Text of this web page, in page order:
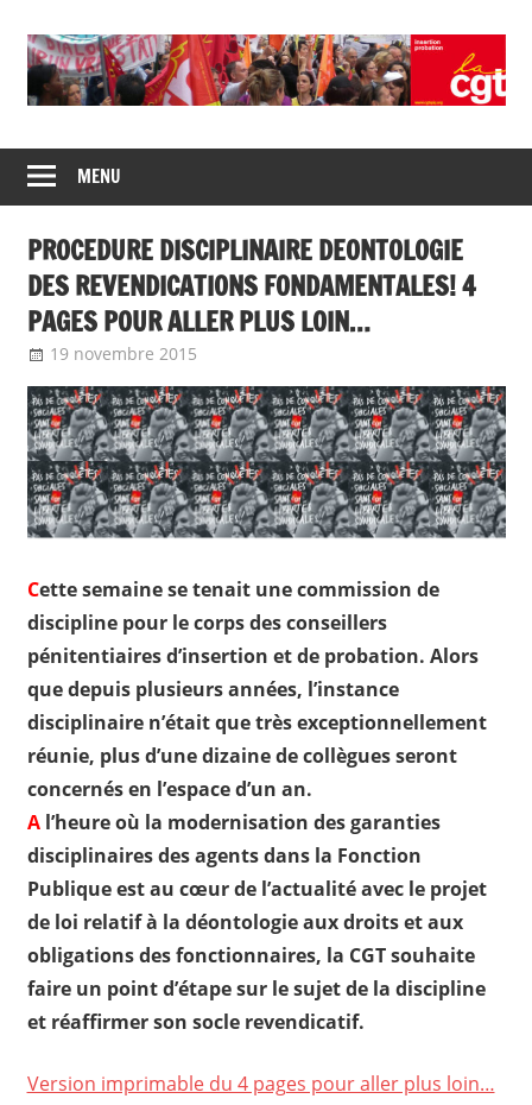
content
CGT
insertion
probation
de
syndicats
CGT
insertion
probation
MENU
PROCEDURE DISCIPLINAIRE DEONTOLOGIE
DES REVENDICATIONS FONDAMENTALES! 4
PAGES POUR ALLER PLUS LOIN…
19 novembre 2015
Cette semaine se tenait une commission de
discipline pour le corps des conseillers
pénitentiaires d’insertion et de probation. Alors
que depuis plusieurs années, l’instance
disciplinaire n’était que très exceptionnellement
réunie, plus d’une dizaine de collègues seront
concernés en l’espace d’un an.
Al’heure où la modernisation des garanties
disciplinaires des agents dans la Fonction
Publique est au cœur de l’actualité avec le projet
de loi relatif à la déontologie aux droits et aux
obligations des fonctionnaires, la CGT souhaite
faire un point d’étape sur le sujet de la discipline
et réaffirmer son socle revendicatif.
Version imprimable du 4 pages pour aller plus loin…